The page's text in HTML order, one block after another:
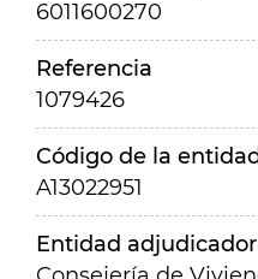
6011600270
Referencia
1079426
Código de la
A13022951
Entidad